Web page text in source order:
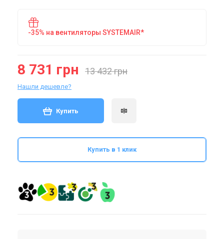
-35% на вентиляторы SYSTEMAIR*
8 731 грн 13 432 грн
Нашли дешевле?
Купить
Купить в 1 клик